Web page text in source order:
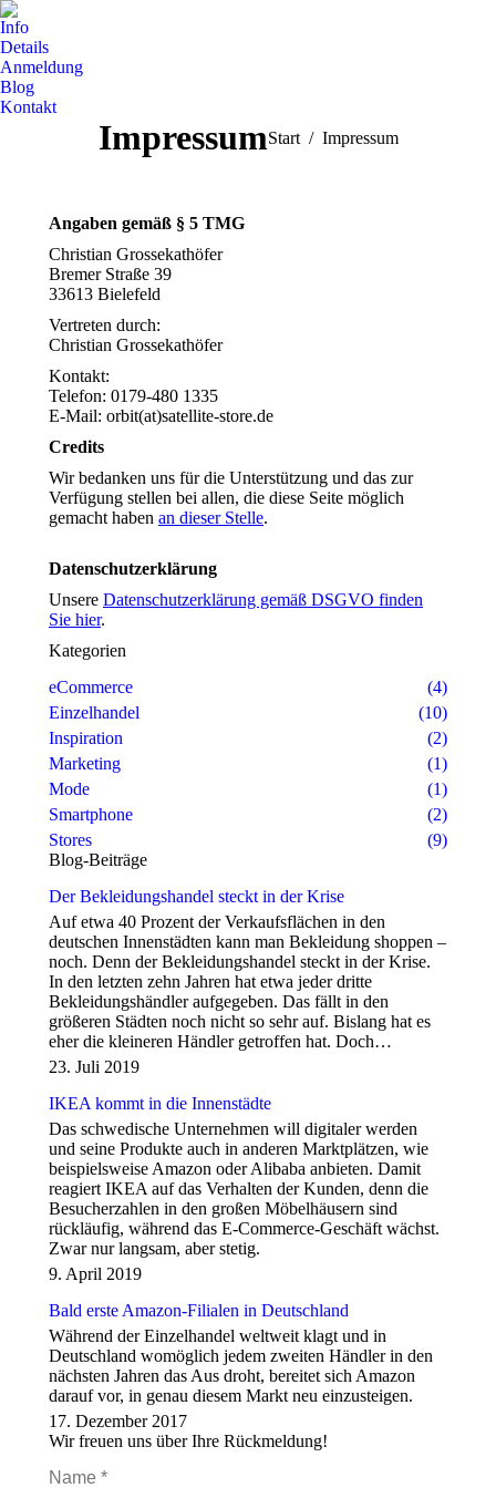
Info
Details
Anmeldung
Blog
Kontakt
ImpressumSie befinden sich hier:
Start Impressum
Angaben gemäß § 5 TMG
Christian Grossekathöfer
Bremer Straße 39
33613 Bielefeld
Vertreten durch:
Christian Grossekathöfer
Kontakt:
Telefon: 0179-480 1335
E-Mail: orbit(at)satellite-store.de
Credits
Wir bedanken uns für die Unterstützung und das zur
Verfügung stellen bei allen, die diese Seite möglich
gemacht haben an dieser Stelle.
Datenschutzerklärung
Unsere Datenschutzerklärung gemäß DSGVO finden
Sie hier.
Kategorien
eCommerce
(4)
Einzelhandel
(10)
Inspiration
(2)
Marketing
(1)
Mode
(1)
Smartphone
(2)
Stores
(9)
Blog-Beiträge
Der Bekleidungshandel steckt in der Krise
Auf etwa 40 Prozent der Verkaufsflächen in den
deutschen Innenstädten kann man Bekleidung shoppen –
noch. Denn der Bekleidungshandel steckt in der Krise.
In den letzten zehn Jahren hat etwa jeder dritte
Bekleidungshändler aufgegeben. Das fällt in den
größeren Städten noch nicht so sehr auf. Bislang hat es
eher die kleineren Händler getroffen hat. Doch…
23. Juli 2019
IKEA kommt in die Innenstädte
Das schwedische Unternehmen will digitaler werden
und seine Produkte auch in anderen Marktplätzen, wie
beispielsweise Amazon oder Alibaba anbieten. Damit
reagiert IKEA auf das Verhalten der Kunden, denn die
Besucherzahlen in den großen Möbelhäusern sind
rückläufig, während das E-Commerce-Geschäft wächst.
Zwar nur langsam, aber stetig.
9. April 2019
Bald erste Amazon-Filialen in Deutschland
Während der Einzelhandel weltweit klagt und in
Deutschland womöglich jedem zweiten Händler in den
nächsten Jahren das Aus droht, bereitet sich Amazon
darauf vor, in genau diesem Markt neu einzusteigen.
17. Dezember 2017
Wir freuen uns über Ihre Rückmeldung!
Name *